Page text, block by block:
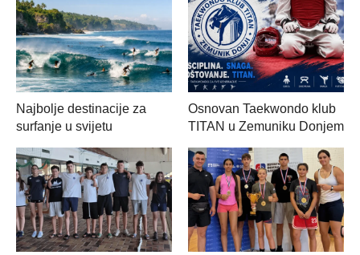
Najbolje destinacije za
surfanje u svijetu
Osnovan Taekwondo klub
TITAN u Zemuniku Donjem